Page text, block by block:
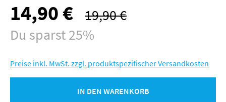
Verkaufspreis:
14,90 € Regulärer Preis:
19,90 €
Du sparst 25%
Preise inkl. MwSt. zzgl. produktspezifischer Versandkosten
IN DEN WARENKORB